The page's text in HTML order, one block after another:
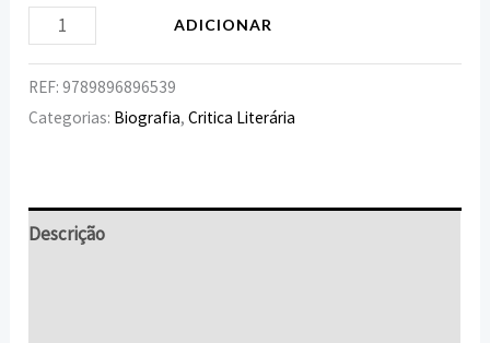
ADICIONAR
REF:9789896896539
Categorias: Biografia,Critica Literária
Descrição